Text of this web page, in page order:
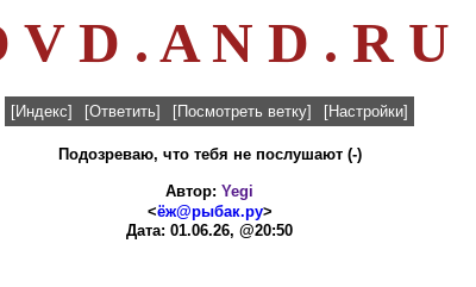
V D . A N D . R U
[Индекс] [Ответить] [Посмотреть ветку] [Настройки]
Подозреваю, что тебя не послушают (-)
Автор: Yegi
<ёж@рыбак.ру>
Дата: 01.06.26, @20:50